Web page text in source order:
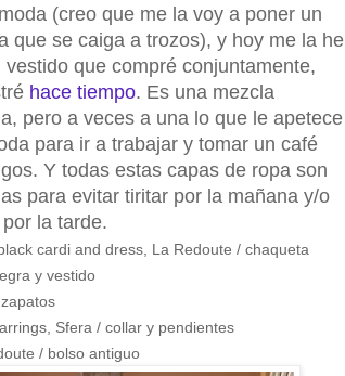
(creo que me la voy a poner un
que se caiga a trozos), y hoy me la he
vestido que compré conjuntamente,
hace tiempo. Es una mezcla
pero a veces a una lo que le apetece
para ir a trabajar y tomar un café
Y todas estas capas de ropa son
para evitar tiritar por la mañana y/o
la tarde.
cardi and dress, La Redoute / chaqueta
y vestido
Sfera / collar y pendientes
/ bolso antiguo